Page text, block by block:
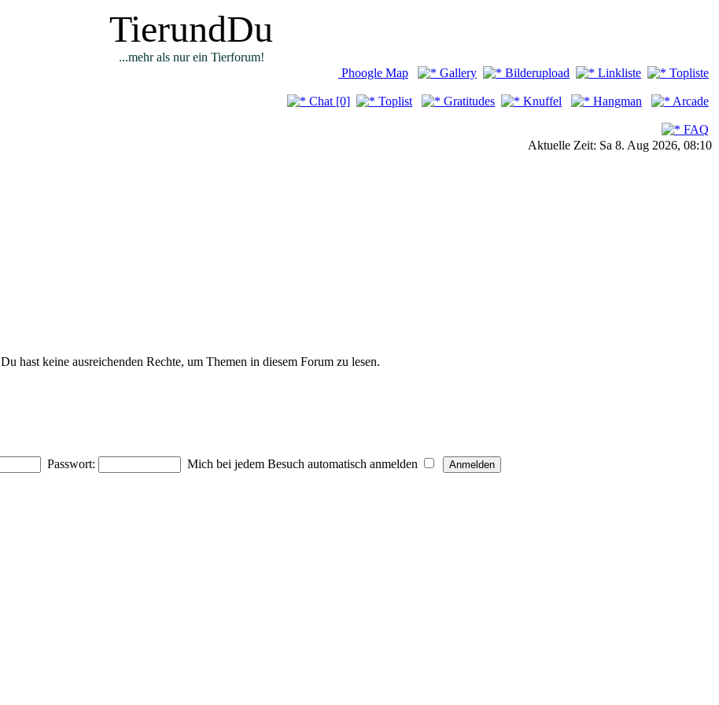
TierundDu
...mehr als nur ein Tierforum!
Phoogle Map Gallery Bilderupload Linkliste Topliste
Chat [0] Toplist Gratitudes Knuffel Hangman Arcade
FAQ
Aktuelle Zeit: Sa 8. Aug 2026, 08:10
Du hast keine ausreichenden Rechte, um Themen in diesem Forum zu lesen.
Passwort: Mich bei jedem Besuch automatisch anmelden